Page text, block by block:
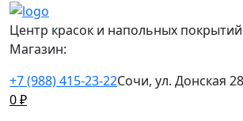
Центр красок и напольных покрытий
Магазин:
+7 (988) 415-23-22Сочи, ул. Донская
0₽